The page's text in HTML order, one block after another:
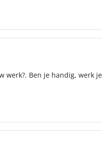
werk?. Ben je handig, werk